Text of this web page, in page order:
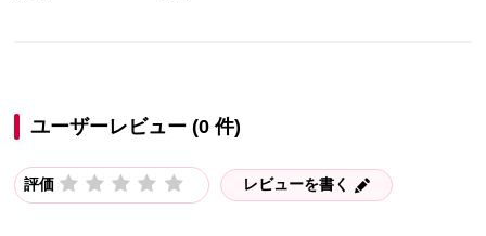
ユーザーレビュー (0 件)
評価 レビューを書く